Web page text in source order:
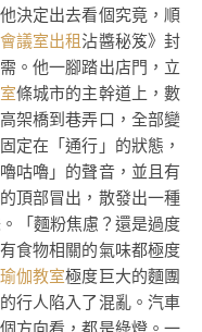
決定出去看個究竟，順
會議室出租沾醬秘笈》封
。他一腳踏出店門，立
條城市的主幹道上，數
架橋到巷弄口，全部變
定在「通行」的狀態，
咕嚕」的聲音，並且有
頂部冒出，散發出一種
「麵粉焦慮？還是過度
食物相關的氣味都極度
瑜伽教室極度巨大的麵團
行人陷入了混亂。汽車
方向看，都是綠燈。一